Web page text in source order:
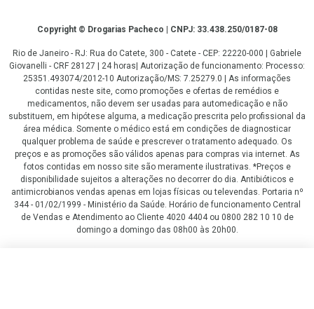
CopyrightCopyright © Drogarias Pacheco | CNPJ: 33.438.250/0187-08
Rio de Janeiro - RJ: Rua do Catete, 300 - Catete - CEP: 22220-000 | Gabriele
Giovanelli - CRF 28127 | 24 horas| Autorização de funcionamento: Processo:
25351.493074/2012-10 Autorização/MS: 7.25279.0 | As informações
contidas neste site, como promoções e ofertas de remédios e
medicamentos, não devem ser usadas para automedicação e não
substituem, em hipótese alguma, a medicação prescrita pelo profissional da
área médica. Somente o médico está em condições de diagnosticar
qualquer problema de saúde e prescrever o tratamento adequado. Os
preços e as promoções são válidos apenas para compras via internet. As
fotos contidas em nosso site são meramente ilustrativas. *Preços e
disponibilidade sujeitos a alterações no decorrer do dia. Antibióticos e
antimicrobianos vendas apenas em lojas físicas ou televendas. Portaria nº
344 - 01/02/1999 - Ministério da Saúde. Horário de funcionamento Central
de Vendas e Atendimento ao Cliente 4020 4404 ou 0800 282 10 10 de
domingo a domingo das 08h00 às 20h00.